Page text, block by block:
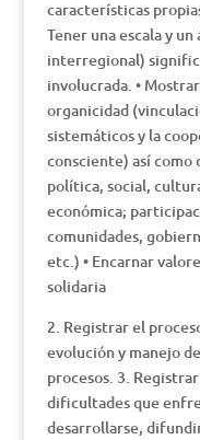
características
Tener una escala y
interregional)
involucrada. •
organicidad
sistemáticos y la
consciente) así como
política, social,
económica;
comunidades,
etc.) • Encarnar
solidaria
2. Registrar el
evolución y manejo
procesos. 3.
dificultades que
desarrollarse,